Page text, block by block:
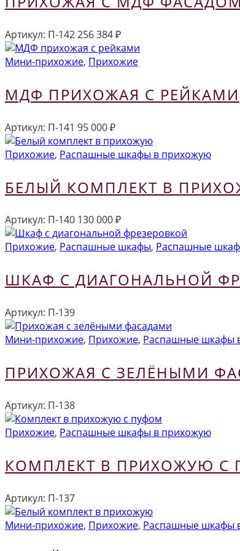
Артикул: П-142256 384₽
Мини-прихожие, Прихожие
МДФ ПРИХОЖАЯ С РЕЙКАМИ
Артикул: П-141 95 000₽
Прихожие, Распашные шкафы в прихожую
БЕЛЫЙ КОМПЛЕКТ В
Артикул: П-140 130 000₽
Прихожие, Распашные шкафы, Распашные
ШКАФ С ДИАГОНАЛЬНОЙ
Артикул: П-139
Мини-прихожие, Прихожие, Распашные шкафы
ПРИХОЖАЯ С ЗЕЛЁНЫМИ
Артикул: П-138
Прихожие, Распашные шкафы в прихожую
КОМПЛЕКТ В ПРИХОЖУЮ С
Артикул: П-137
Мини-прихожие, Прихожие, Распашные шкафы